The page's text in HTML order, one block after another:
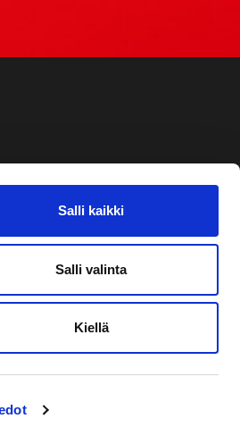
Salli kaikki
Salli valinta
Kiellä
UUTISKIRJE